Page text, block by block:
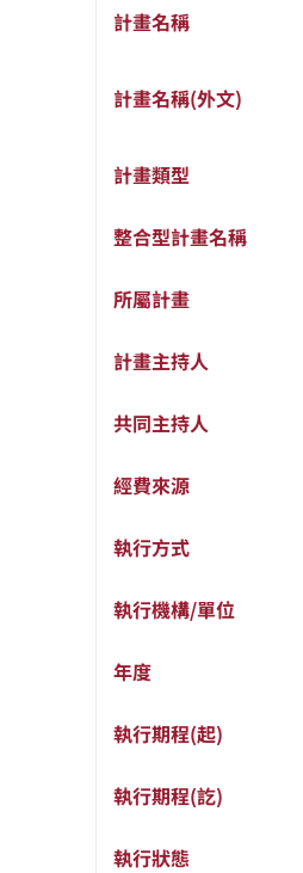
計畫名稱
計畫名稱(外文)
計畫類型
整合型計畫名稱
所屬計畫
計畫主持人
共同主持人
經費來源
執行方式
執行機構/單位
年度
執行期程(起)
執行期程(訖)
執行狀態